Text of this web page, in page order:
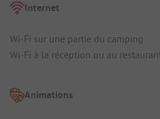
Internet
Wi-Fi sur une partie du camping
Wi-Fi à la réception ou au
Animations